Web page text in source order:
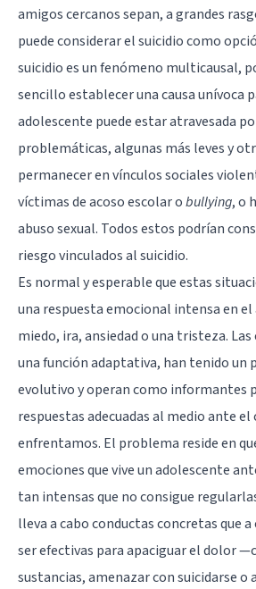
amigos cercanos sepan, a grandes
puede considerar el suicidio como
suicidio es un fenómeno multicausal,
sencillo establecer una causa unívoca
adolescente puede estar atravesada
problemáticas, algunas más leves y
permanecer en vínculos sociales
víctimas de acoso escolar obullying, o
abuso sexual. Todos estos podrían
riesgo vinculados al suicidio.
Es normal y esperable que estas
una respuesta emocional intensa en el
miedo, ira, ansiedad o una tristeza.
una función adaptativa, han tenido un
evolutivo y operan como informantes
respuestas adecuadas al medio ante el
enfrentamos. El problema reside en
emociones que vive un adolescente
tan intensas que no consigue
lleva a cabo conductas concretas que
ser efectivas para apaciguar el dolor
sustancias, amenazar con suicidarse